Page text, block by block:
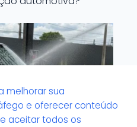
melhorar sua
e oferecer conteúdo
aceitar todos os